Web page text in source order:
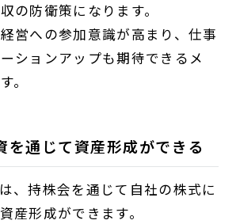
の防衛策になります。
営への参加意識が高まり、仕事
ションアップも期待できるメ
。
を通じて資産形成ができる
、持株会を通じて自社の株式に
産形成ができます。